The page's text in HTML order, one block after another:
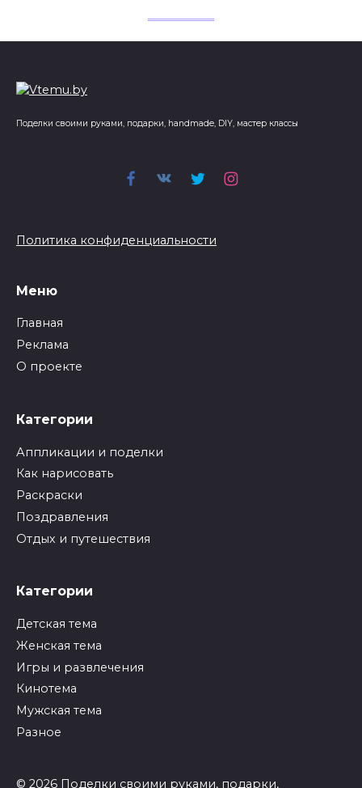
Поделки своими руками, подарки, handmade, DIY, мастер классы
Политика конфиденциальности
Меню
Главная
Реклама
О проекте
Категории
Аппликации и поделки
Как нарисовать
Раскраски
Поздравления
Отдых и путешествия
Категории
Детская тема
Женская тема
Игры и развлечения
Кинотема
Мужская тема
Разное
© 2026 Поделки своими руками, подарки,